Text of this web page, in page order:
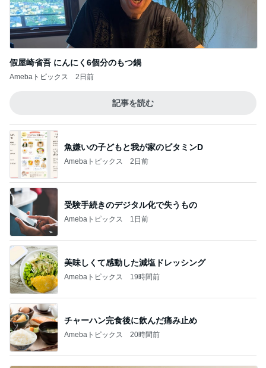
假屋崎省吾 にんにく6個分のもつ鍋
Amebaトピックス 2日前
記事を読む
魚嫌いの子どもと我が家のビタミンD
Amebaトピックス 2日前
受験手続きのデジタル化で失うもの
Amebaトピックス 1日前
美味しくて感動した減塩ドレッシング
Amebaトピックス 19時間前
チャーハン完食後に飲んだ痛み止め
Amebaトピックス 20時間前